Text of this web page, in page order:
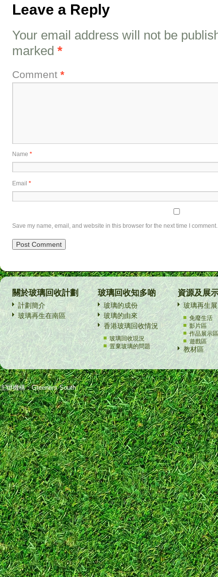
Leave a Reply
Your email address will not be
marked *
Comment *
Name *
Email *
Save my name, email, and website in this browser for the next time I comment.
關於玻璃回收計劃
計劃簡介
玻璃再生在南區
玻璃回收知多啲
玻璃的成份
玻璃的由來
香港玻璃回收情況
玻璃回收現況
置棄玻璃的問題
資源及展
玻璃再生
免廢生活
影片區
作品展示區
遊戲區
教材區
主辦機構：Greeners South